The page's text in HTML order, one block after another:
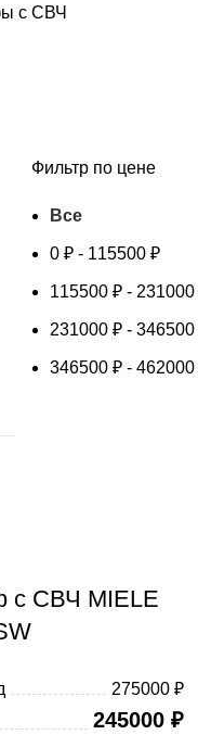
с СВЧ
Фильтр по цене
Все
0 ₽ - 115500 ₽
115500 ₽ - 231000
231000 ₽ - 346500
346500 ₽ - 462000
с СВЧ MIELE
275000 ₽
245000₽